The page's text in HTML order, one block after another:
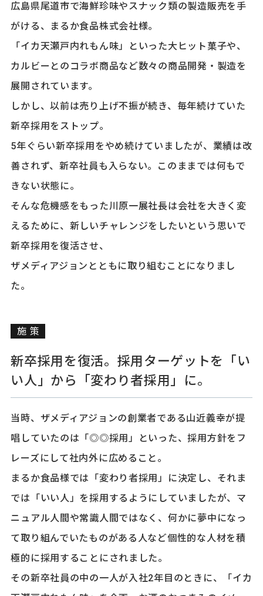
広島県尾道市で海鮮珍味やスナック類の製造販売を手
がける、まるか食品株式会社様。
「イカ天瀬戸内れもん味」といった大ヒット菓子や、
カルビーとのコラボ商品など数々の商品開発・製造を
展開されています。
しかし、以前は売り上げ不振が続き、毎年続けていた
新卒採用をストップ。
5年ぐらい新卒採用をやめ続けていましたが、業績は改
善されず、新卒社員も入らない。このままでは何もで
きない状態に。
そんな危機感をもった川原一展社長は会社を大きく変
えるために、新しいチャレンジをしたいという思いで
新卒採用を復活させ、
ザメディアジョンとともに取り組むことになりまし
た。
施策
新卒採用を復活。採用ターゲットを「い
い人」から「変わり者採用」に。
当時、ザメディアジョンの創業者である山近義幸が提
唱していたのは「◎◎採用」といった、採用方針をフ
レーズにして社内外に広めること。
まるか食品様では「変わり者採用」に決定し、それま
では「いい人」を採用するようにしていましたが、マ
ニュアル人間や常識人間ではなく、何かに夢中になっ
て取り組んでいたものがある人など個性的な人材を積
極的に採用することにされました。
その新卒社員の中の一人が入社2年目のときに、「イカ